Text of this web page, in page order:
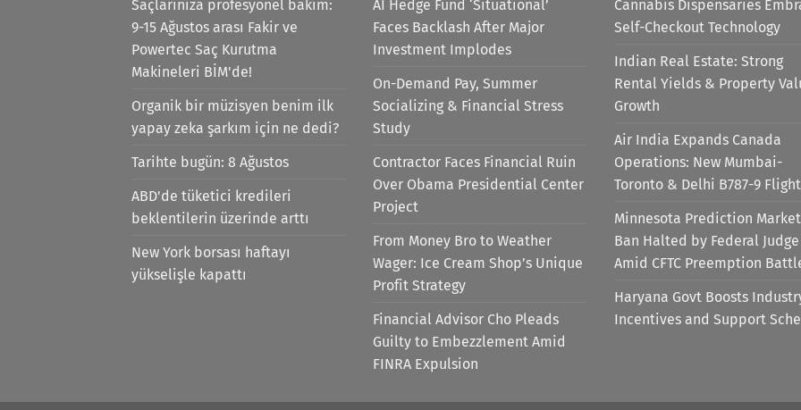
Saçlarınıza profesyonel bakım:
9-15 Ağustos arası Fakir ve
Powertec Saç Kurutma
Makineleri BİM'de!
Organik bir müzisyen benim ilk
yapay zeka şarkım için ne dedi?
Tarihte bugün: 8 Ağustos
ABD'de tüketici kredileri
beklentilerin üzerinde arttı
New York borsası haftayı
yükselişle kapattı
AI Hedge Fund ‘Situational’
Faces Backlash After Major
Investment Implodes
On-Demand Pay, Summer
Socializing & Financial Stress
Study
Contractor Faces Financial Ruin
Over Obama Presidential Center
Project
From Money Bro to Weather
Wager: Ice Cream Shop’s Unique
Profit Strategy
Financial Advisor Cho Pleads
Guilty to Embezzlement Amid
FINRA Expulsion
Cannabis Dispensaries
Self-Checkout Technology
Indian Real Estate: Strong
Rental Yields & Property
Growth
Air India Expands Canada
Operations: New Mumbai-
Toronto & Delhi B787-9
Minnesota Prediction Market
Ban Halted by Federal Judge
Amid CFTC Preemption
Haryana Govt Boosts
Incentives and Support